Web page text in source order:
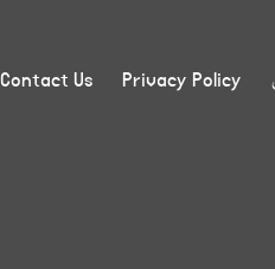
Privacy Policy
Contact Us